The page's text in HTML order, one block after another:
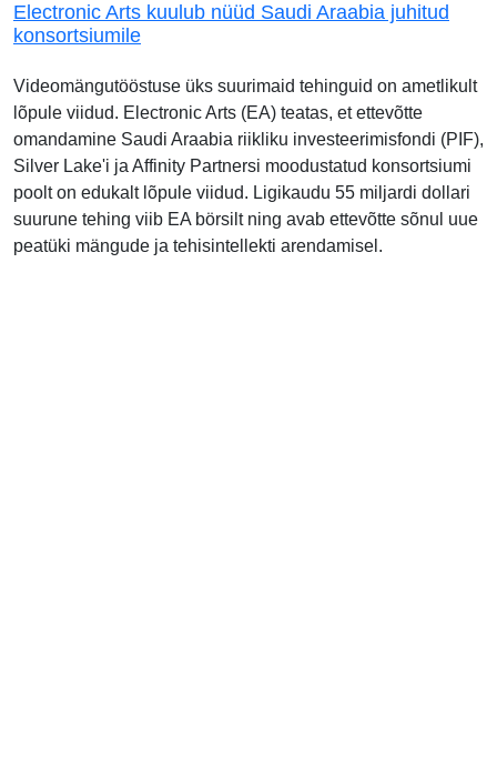
Electronic Arts kuulub nüüd Saudi Araabia juhitud
konsortsiumile
Videomängutööstuse üks suurimaid tehinguid on ametlikult
lõpule viidud. Electronic Arts (EA) teatas, et ettevõtte
omandamine Saudi Araabia riikliku investeerimisfondi (PIF),
Silver Lake'i ja Affinity Partnersi moodustatud konsortsiumi
poolt on edukalt lõpule viidud. Ligikaudu 55 miljardi dollari
suurune tehing viib EA börsilt ning avab ettevõtte sõnul uue
peatüki mängude ja tehisintellekti arendamisel.